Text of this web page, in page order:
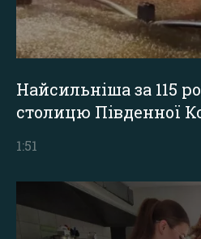
Найсильніша за 115
столицю Південної
1:51